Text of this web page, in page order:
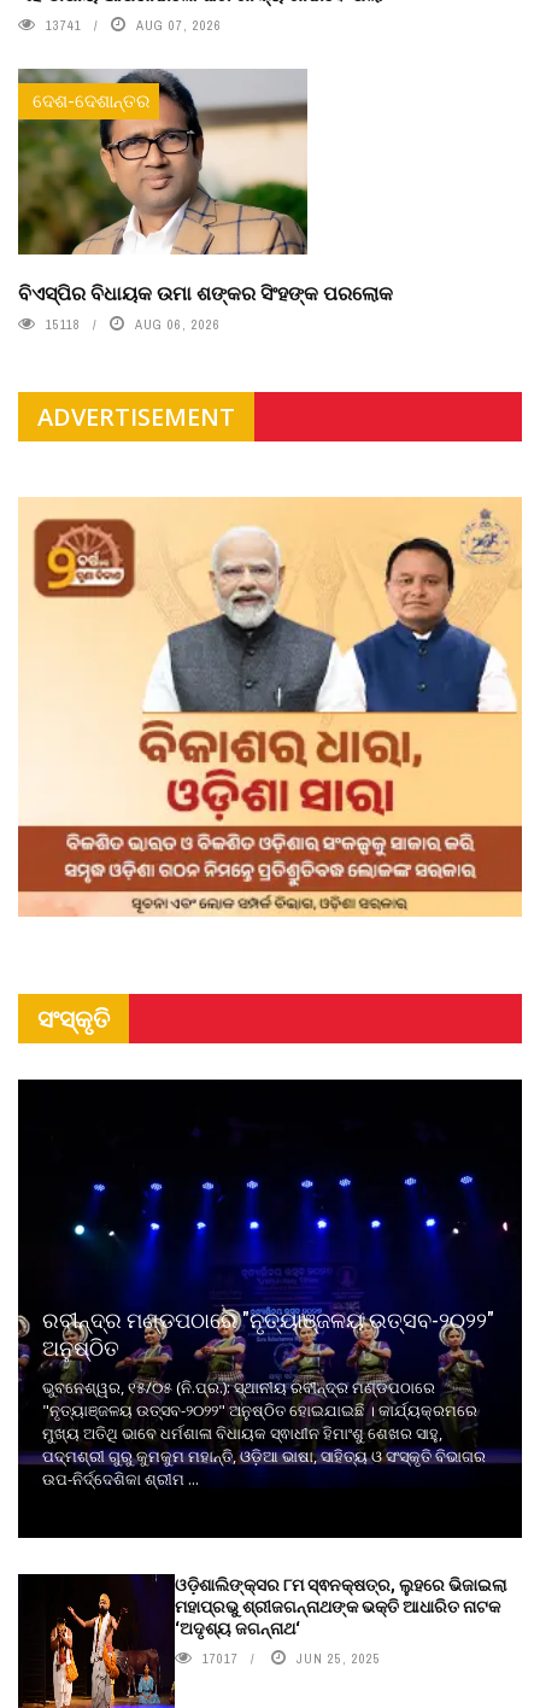
13741 AUG 07, 2026
ଦେଶ-ଦେଶାନ୍ତର
ବିଏସ୍‌ପିର ବିଧାୟକ ଉମା ଶଙ୍କର ସିଂହଙ୍କ ପରଲୋକ
15118 AUG 06, 2026
ADVERTISEMENT
ସଂସ୍କୃତି
ରବୀନ୍ଦ୍ର ମଣ୍ଡପଠାରେ "ନୃତ୍ୟାଞ୍ଜଳୟ ଉତ୍ସବ-୨୦୨୨"
ଅନୁଷ୍ଠିତ
ଭୁବନେଶ୍ୱର, ୧୫/୦୫ (ନି.ପ୍ର.): ସ୍ଥାନୀୟ ରବୀନ୍ଦ୍ର ମଣ୍ଡପଠାରେ
"ନୃତ୍ୟାଞ୍ଜଳୟ ଉତ୍ସବ-୨୦୨୨" ଅନୁଷ୍ଠିତ ହୋଇଯାଇଛି । କାର୍ଯ୍ୟକ୍ରମରେ
ମୁଖ୍ୟ ଅତିଥି ଭାବେ ଧର୍ମଶାଳା ବିଧାୟକ ସ୍ଵାଧୀନ ହିମାଂଶୁ ଶେଖର ସାହୁ,
ପଦ୍ମଶ୍ରୀ ଗୁରୁ କୁମକୁମ ମହାନ୍ତି, ଓଡ଼ିଆ ଭାଷା, ସାହିତ୍ୟ ଓ ସଂସ୍କୃତି ବିଭାଗର
ଉପ-ନିର୍ଦ୍ଦେଶିକା ଶ୍ରୀମ ...
ଓଡ଼ିଶାଲିଙ୍କ୍ସର ୮ମ ସ୍ଵନକ୍ଷତ୍ର, ଲୁହରେ ଭିଜାଇଲା
ମହାପ୍ରଭୁ ଶ୍ରୀଜଗନ୍ନାଥଙ୍କ ଭକ୍ତି ଆଧାରିତ ନାଟକ
‘ଅଦୃଶ୍ୟ ଜଗନ୍ନାଥ‘
17017 JUN 25, 2025